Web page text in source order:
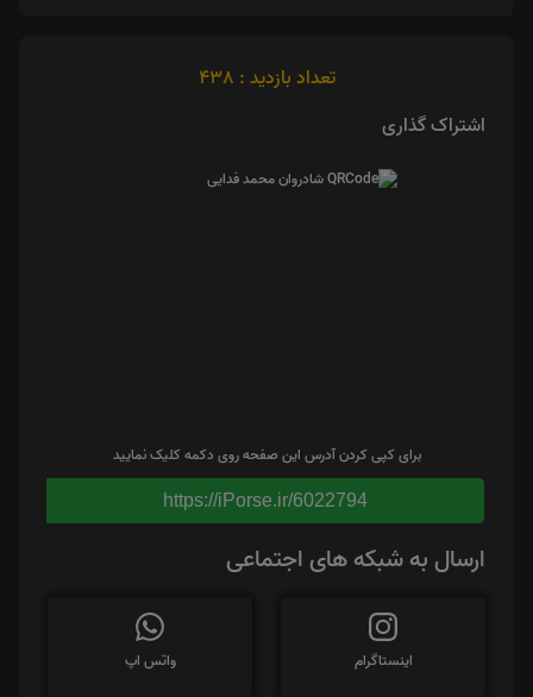
تعداد بازدید : 438
اشتراک گذاری
برای کپی کردن آدرس این صفحه روی دکمه کلیک نمایید
https://iPorse.ir/6022794
ارسال به شبکه های اجتماعی
اینستاگرام واتس اپ